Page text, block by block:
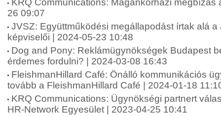
KRQ Communications: Magánkórházi megbízás
26 09:07
JVSZ: Együttműködési megállapodást írtak alá
képviselői | 2024-05-23 10:48
Dog and Pony: Reklámügynökségek Budapest
érdemes fordulni? | 2024-03-08 16:43
FleishmanHillard Café: Önálló kommunikációs
tovább a FleishmanHillard Café | 2024-01-18
KRQ Communications: Ügynökségi partnert
HR-Network Egyesület | 2023-04-25 10:41